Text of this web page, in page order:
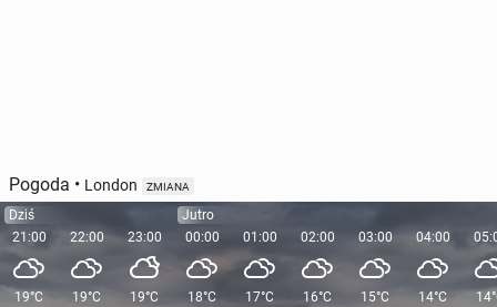
Pogoda • London ZMIANA
Dziś
21:00
19°C
22:00
19°C
23:00
19°C
Jutro
00:00
18°C
01:00
17°C
02:00
16°C
03:00
15°C
04:00
14°C